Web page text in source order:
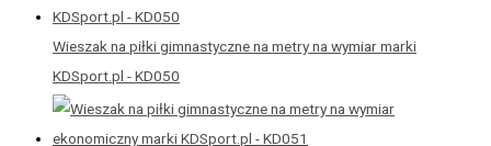
Wieszak na piłki gimnastyczne na metry na wymiar marki
KDSport.pl - KD050